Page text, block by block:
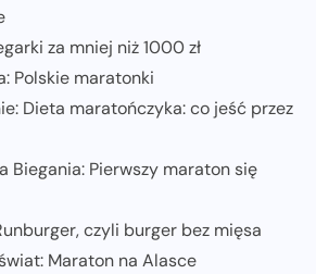
za mniej niż 1000 zł
Polskie maratonki
Dieta maratończyka: co jeść przez
Biegania: Pierwszy maraton się
czyli burger bez mięsa
Maraton na Alasce